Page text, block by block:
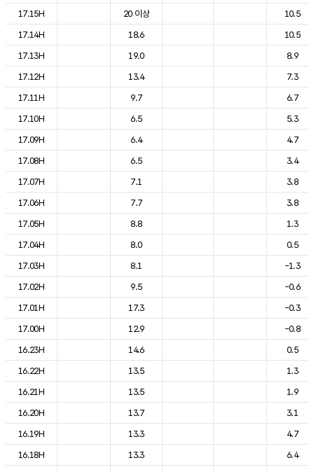
17.15H
20 이상
10.5
17.14H
18.6
10.5
17.13H
19.0
8.9
17.12H
13.4
7.3
17.11H
9.7
6.7
17.10H
6.5
5.3
17.09H
6.4
4.7
17.08H
6.5
3.4
17.07H
7.1
3.8
17.06H
7.7
3.8
17.05H
8.8
1.3
17.04H
8.0
0.5
17.03H
8.1
-1.3
17.02H
9.5
-0.6
17.01H
17.3
-0.3
17.00H
12.9
-0.8
16.23H
14.6
0.5
16.22H
13.5
1.3
16.21H
13.5
1.9
16.20H
13.7
3.1
16.19H
13.3
4.7
16.18H
13.3
6.4